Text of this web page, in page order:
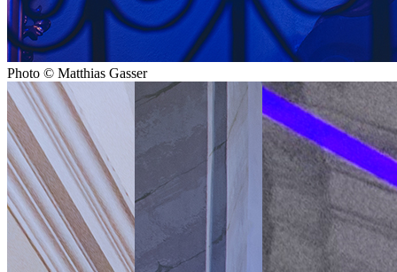
Photo © Matthias Gasser